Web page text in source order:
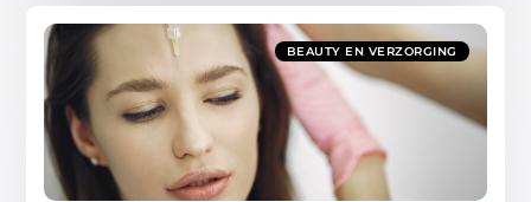
BEAUTY EN VERZORGING